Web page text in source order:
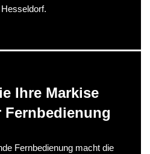
Ihre Markise
Fernbedienung
Fernbedienung macht die